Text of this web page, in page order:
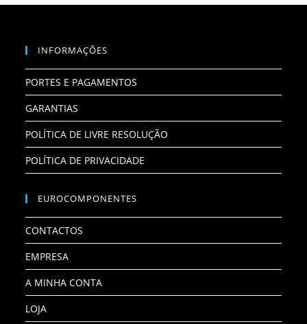
INFORMAÇÕES
PORTES E PAGAMENTOS
GARANTIAS
POLÍTICA DE LIVRE RESOLUÇÃO
POLÍTICA DE PRIVACIDADE
EUROCOMPONENTES
CONTACTOS
EMPRESA
A MINHA CONTA
LOJA